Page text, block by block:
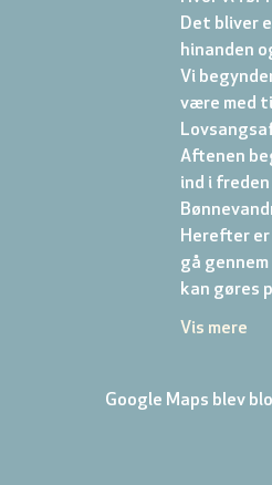
Det bliver
hinanden
Vi
være med
Aftenen
ind i freden
Herefter
gå
kan gøres
Vis mere
Google Maps blev